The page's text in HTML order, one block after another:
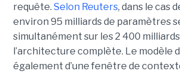
requête. Selon Reuters, dans le cas
environ 95 milliards de paramètres
simultanément sur les 2 400
l’architecture complète. Le modèle
également d’une fenêtre de